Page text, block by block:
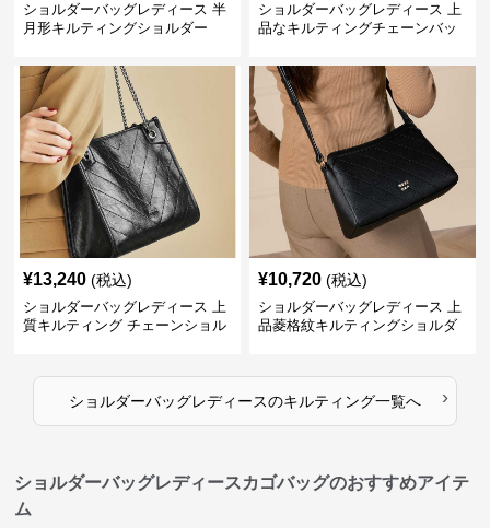
ショルダーバッグレディース 半
月形キルティングショルダー
ショルダーバッグレディース 上
品なキルティングチェーンバッ
¥13,240 (税込)
ショルダーバッグレディース 上
質キルティング チェーンショル
¥10,720 (税込)
ショルダーバッグレディース 上
品菱格紋キルティングショルダ
ショルダーバッグレディースのキルティング一覧へ ›
ショルダーバッグレディースカゴバッグのおすすめアイテ
ム